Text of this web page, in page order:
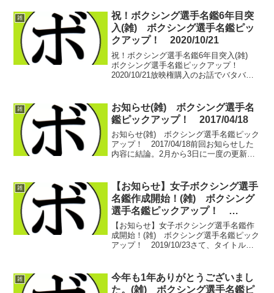
にありがとうございました。チャット...
雑
祝！ボクシング選手名鑑6年目突
入(雑) ボクシング選手名鑑ピッ
クアップ！ 2020/10/21
祝！ボクシング選手名鑑6年目突入(雑)
ボクシング選手名鑑ピックアップ！
2020/10/21放映権購入のお話でバタバタ
こから6年目、これまでとは比べ物になら
ない...
雑
お知らせ(雑) ボクシング選手名
鑑ピックアップ！ 2017/04/18
お知らせ(雑) ボクシング選手名鑑ピック
アップ！ 2017/04/18前回お知らせした
内容に結論。2月から3日に一度の更新と
クシングが開幕を迎え、そのレポを書く
のに3...
雑
【お知らせ】女子ボクシング選手
名鑑作成開始！(雑) ボクシング
選手名鑑ピックアップ！
2019/10/23
【お知らせ】女子ボクシング選手名鑑作
成開始！(雑) ボクシング選手名鑑ピック
アップ！ 2019/10/23さて、タイトル通
ず、作成できずにいた女子選手の戦績ペ
ージですが...
雑
今年も1年ありがとうございまし
た。(雑) ボクシング選手名鑑ピ